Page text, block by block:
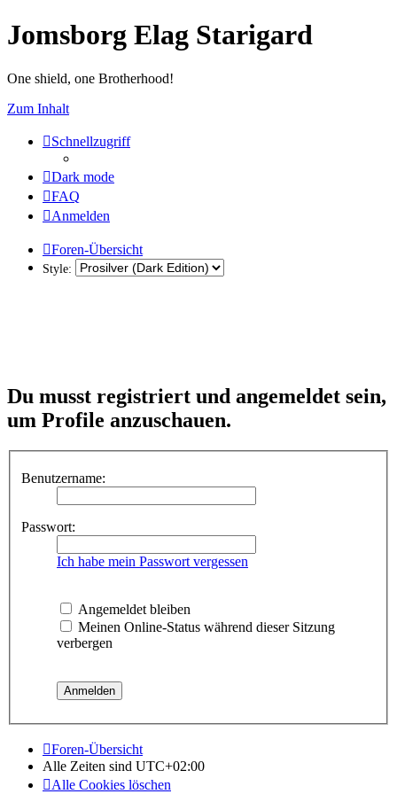
Jomsborg Elag Starigard
One shield, one Brotherhood!
Zum Inhalt
Schnellzugriff
Dark mode
FAQ
Anmelden
Foren-Übersicht
Style:
Du musst registriert und angemeldet sein,
um Profile anzuschauen.
Benutzername:
Passwort:
Ich habe mein Passwort vergessen
Angemeldet bleiben
Meinen Online-Status während dieser Sitzung
verbergen
Foren-Übersicht
Alle Zeiten sind UTC+02:00
Alle Cookies löschen